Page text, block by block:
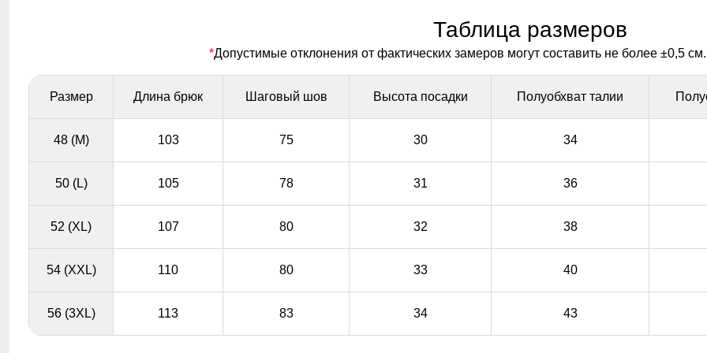
Резинка должна проходить ниже середины живота,
примерно по верхнему краю бёдер.
Таблица размеров
*Допустимые отклонения от фактических замеров могут составить не более ±0,5
Размер Длина брюк Шаговый шов Высота посадки Полуобхват талии
48 (M) 103 75 30 34
50 (L) 105 78 31 36
52 (XL) 107 80 32 38
54 (XXL) 110 80 33 40
56 (3XL) 113 83 34 43